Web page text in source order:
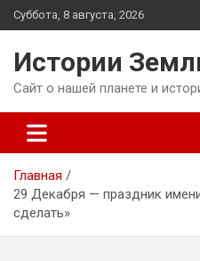
Перейти
к
Суббота, 8 августа, 2026
Истории
Сайт о нашей планете и
Главная
29 Декабря — праздник
сделать»